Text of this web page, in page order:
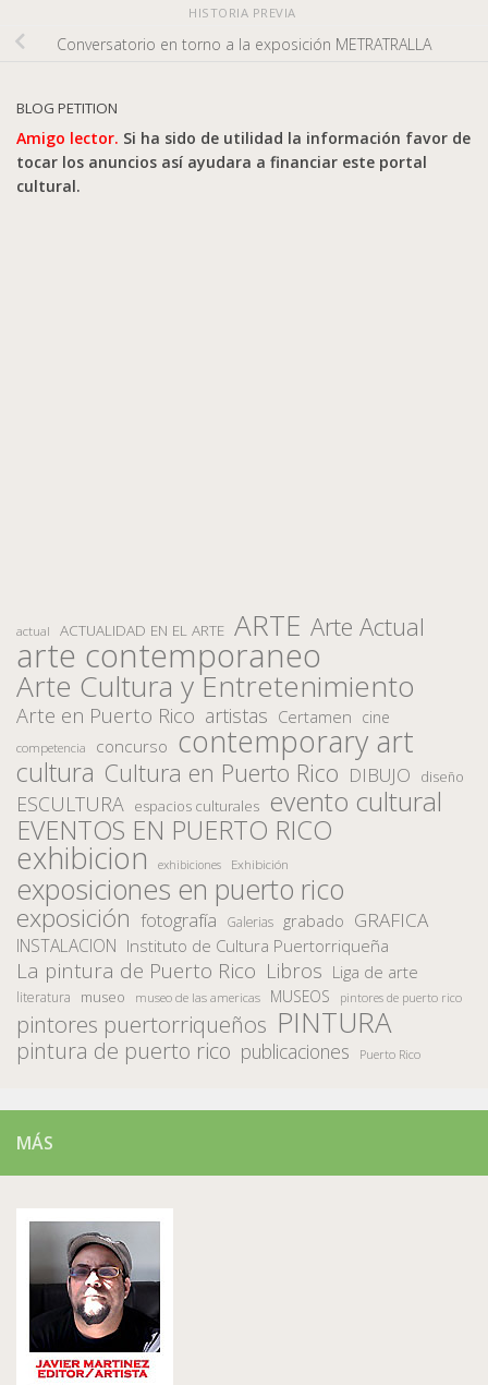
HISTORIA PREVIA
Conversatorio en torno a la exposición METRATRALLA
BLOG PETITION
Amigo lector. Si ha sido de utilidad la información favor de
tocar los anuncios así ayudara a financiar este portal
cultural.
actual ACTUALIDAD EN EL ARTE ARTE Arte Actual
arte contemporaneo
Arte Cultura y Entretenimiento
Arte en Puerto Rico artistas Certamen cine
competencia concurso contemporary art
cultura Cultura en Puerto Rico DIBUJO diseño
ESCULTURA espacios culturales evento cultural
EVENTOS EN PUERTO RICO
exhibicion exhibiciones Exhibición
exposiciones en puerto rico
exposición fotografía Galerias grabado GRAFICA
INSTALACION Instituto de Cultura Puertorriqueña
La pintura de Puerto Rico Libros Liga de arte
literatura museo museo de las americas MUSEOS pintores de puerto rico
pintores puertorriqueños PINTURA
pintura de puerto rico publicaciones Puerto Rico
MÁS